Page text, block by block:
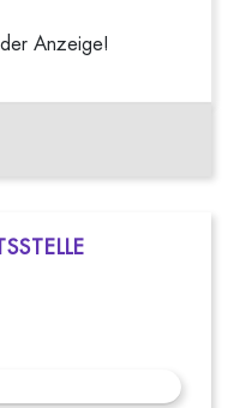
Anzeige!